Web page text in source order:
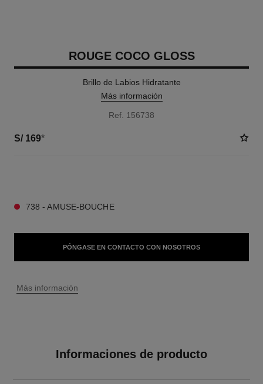
ROUGE COCO GLOSS
Brillo de Labios Hidratante
Más información
Ref. 156738
S/ 169*
738 - AMUSE-BOUCHE
PÓNGASE EN CONTACTO CON NOSOTROS
↩
Más información
Informaciones de producto